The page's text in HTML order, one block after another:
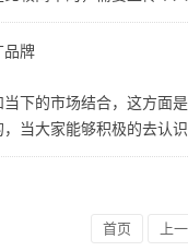
品牌
下的市场结合，这方面
当大家能够积极的去认
首页 上